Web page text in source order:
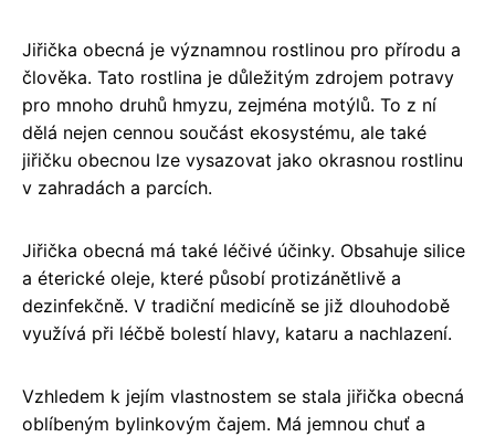
Jiřička obecná je významnou rostlinou pro přírodu a
člověka. Tato rostlina je důležitým zdrojem potravy
pro mnoho druhů hmyzu, zejména motýlů. To z ní
dělá nejen cennou součást ekosystému, ale také
jiřičku obecnou lze vysazovat jako okrasnou rostlinu
v zahradách a parcích.
Jiřička obecná má také léčivé účinky. Obsahuje silice
a éterické oleje, které působí protizánětlivě a
dezinfekčně. V tradiční medicíně se již dlouhodobě
využívá při léčbě bolestí hlavy, kataru a nachlazení.
Vzhledem k jejím vlastnostem se stala jiřička obecná
oblíbeným bylinkovým čajem. Má jemnou chuť a